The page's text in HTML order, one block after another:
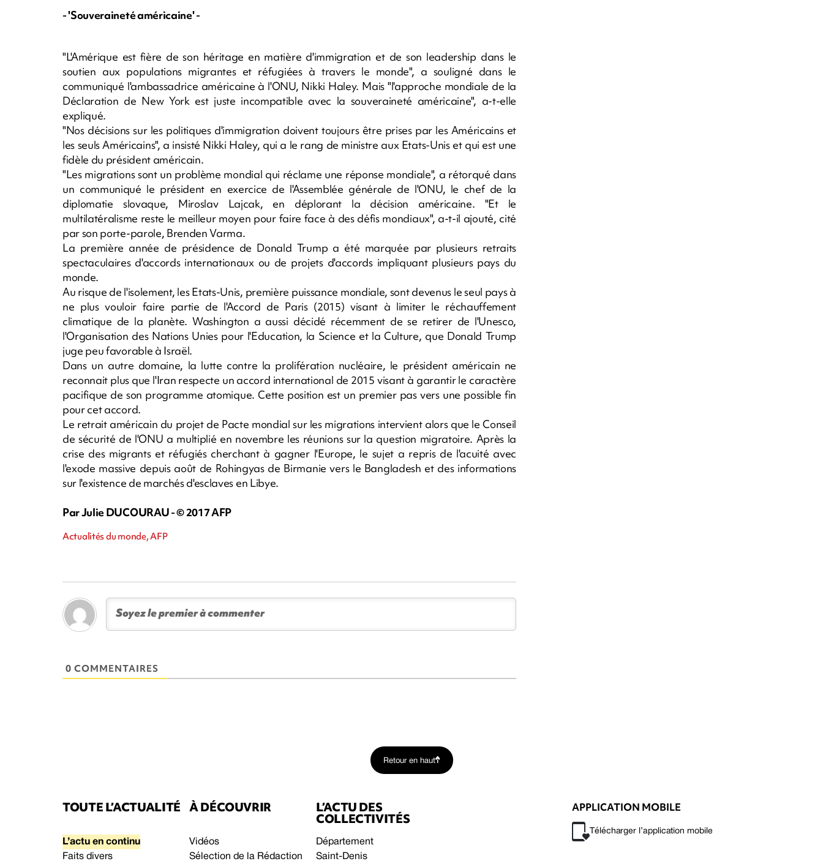
- 'Souveraineté américaine' -
"L'Amérique est fière de son héritage en matière d'immigration et de son leadership dans le
soutien aux populations migrantes et réfugiées à travers le monde", a souligné dans le
communiqué l'ambassadrice américaine à l'ONU, Nikki Haley. Mais "l'approche mondiale de la
Déclaration de New York est juste incompatible avec la souveraineté américaine", a-t-elle
expliqué.
"Nos décisions sur les politiques d'immigration doivent toujours être prises par les Américains et
les seuls Américains", a insisté Nikki Haley, qui a le rang de ministre aux Etats-Unis et qui est une
fidèle du président américain.
"Les migrations sont un problème mondial qui réclame une réponse mondiale", a rétorqué dans
un communiqué le président en exercice de l'Assemblée générale de l'ONU, le chef de la
diplomatie slovaque, Miroslav Lajcak, en déplorant la décision américaine. "Et le
multilatéralisme reste le meilleur moyen pour faire face à des défis mondiaux", a-t-il ajouté, cité
par son porte-parole, Brenden Varma.
La première année de présidence de Donald Trump a été marquée par plusieurs retraits
spectaculaires d'accords internationaux ou de projets d'accords impliquant plusieurs pays du
monde.
Au risque de l'isolement, les Etats-Unis, première puissance mondiale, sont devenus le seul pays à
ne plus vouloir faire partie de l'Accord de Paris (2015) visant à limiter le réchauffement
climatique de la planète. Washington a aussi décidé récemment de se retirer de l'Unesco,
l'Organisation des Nations Unies pour l'Education, la Science et la Culture, que Donald Trump
juge peu favorable à Israël.
Dans un autre domaine, la lutte contre la prolifération nucléaire, le président américain ne
reconnait plus que l'Iran respecte un accord international de 2015 visant à garantir le caractère
pacifique de son programme atomique. Cette position est un premier pas vers une possible fin
pour cet accord.
Le retrait américain du projet de Pacte mondial sur les migrations intervient alors que le Conseil
de sécurité de l'ONU a multiplié en novembre les réunions sur la question migratoire. Après la
crise des migrants et réfugiés cherchant à gagner l'Europe, le sujet a repris de l'acuité avec
l'exode massive depuis août de Rohingyas de Birmanie vers le Bangladesh et des informations
sur l'existence de marchés d'esclaves en Libye.
Par Julie DUCOURAU - © 2017 AFP
Actualités du monde, AFP
0 COMMENTAIRES
Retour en haut
TOUTE L’ACTUALITÉ
L’actu en continu
Faits divers
À DÉCOUVRIR
Vidéos
Sélection de la Rédaction
L’ACTU DES
COLLECTIVITÉS
Département
Saint-Denis
APPLICATION MOBILE
Télécharger l’application mobile